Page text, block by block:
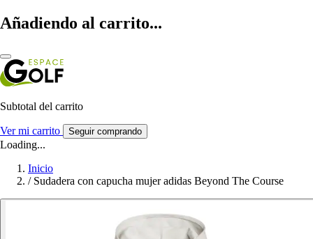
Añadiendo al carrito...
Subtotal del carrito
Ver mi carrito Seguir comprando
Loading...
Inicio
/ Sudadera con capucha mujer adidas Beyond The Course